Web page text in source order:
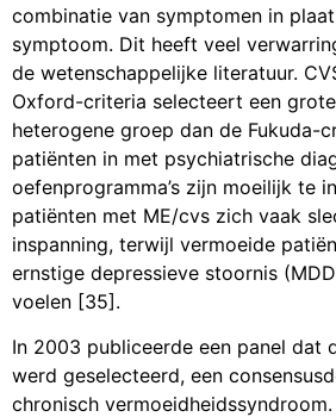
combinatie van symptomen in
symptoom. Dit heeft veel
de wetenschappelijke literatuur.
Oxford-criteria selecteert een
heterogene groep dan de Fukuda-
patiënten in met psychiatrische
oefenprogramma’s zijn moeilijk te
patiënten met ME/cvs zich vaak
inspanning, terwijl vermoeide
ernstige depressieve stoornis
voelen [35].
In 2003 publiceerde een panel dat
werd geselecteerd, een
chronisch